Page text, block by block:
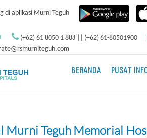
di aplikasi Murni Teguh
(+62) 61 8050 1 888 || (+62) 61-80501900
BERANDA PUSAT
Murni Teguh Memorial